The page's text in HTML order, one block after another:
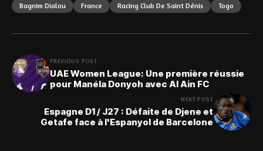
Bagnim Dialou France Racing Club De Saint Dénis Togo
PREVIOUS POST
UAE Women League: Une première réussie
pour Manéla Donyoh avec Al Ain FC
NEXT POST
Espagne D1 / J27 : Défaite de Djene et
Getafe face à l'Espanyol de Barcelone